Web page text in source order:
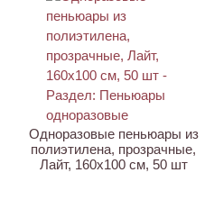
Одноразовые пеньюары из
полиэтилена, прозрачные,
Лайт, 160х100 см, 50 шт